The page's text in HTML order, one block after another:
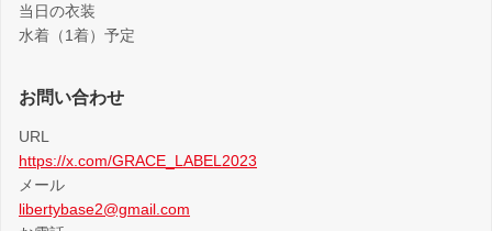
当日の衣装
水着（1着）予定
お問い合わせ
URL
https://x.com/GRACE_LABEL2023
メール
libertybase2@gmail.com